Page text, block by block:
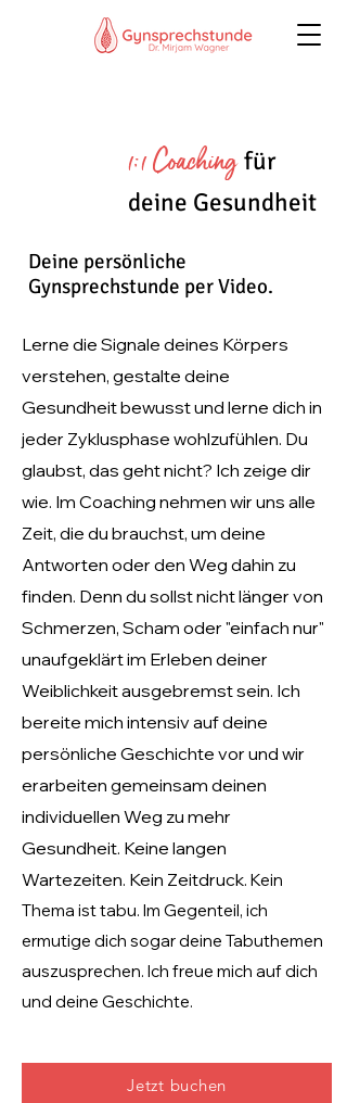
1:1 Coaching für
deine Gesundheit
Deine persönliche
Gynsprechstunde per Video.
Lerne die Signale deines Körpers
verstehen, gestalte deine
Gesundheit bewusst und lerne dich in
jeder Zyklusphase wohlzufühlen. Du
glaubst, das geht nicht? Ich zeige dir
wie. Im Coaching nehmen wir uns alle
Zeit, die du brauchst, um deine
Antworten oder den Weg dahin zu
finden. Denn du sollstnicht länger von
Schmerzen, Scham oder "einfach nur"
unaufgeklärt im Erleben deiner
Weiblichkeit ausgebremst sein. Ich
bereite mich intensiv auf deine
persönliche Geschichte vor und wir
erarbeiten gemeinsam deinen
individuellen Weg zu mehr
Gesundheit. Keine langen
Wartezeiten. Kein Zeitdruck. Kein
Thema ist tabu. Im Gegenteil, ich
ermutige dich sogar deine Tabuthemen
auszusprechen. Ich freue mich auf dich
und deine Geschichte.
Jetzt buchen